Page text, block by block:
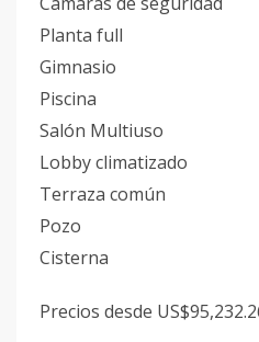
Planta full
Gimnasio
Piscina
Salón Multiuso
Lobby climatizado
Terraza común
Pozo
Cisterna
Precios desde